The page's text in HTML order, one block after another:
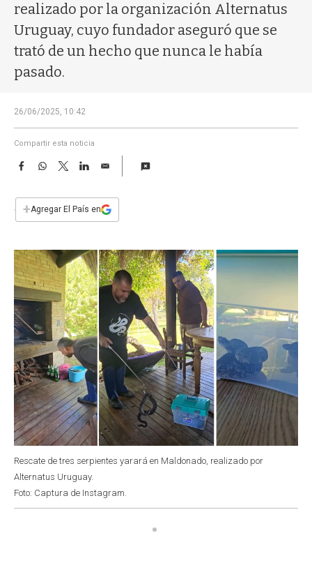
realizado por la organización Alternatus
Uruguay, cuyo fundador aseguró que se
trató de un hecho que nunca le había
pasado.
26/06/2025, 10:42
Compartir esta noticia
F
e
b
k
W
s
p
T
w
t
L
n
E
i
l
+Agregar El País en
Rescate de tres serpientes yarará en Maldonado, realizado por
Alternatus Uruguay.
Foto: Captura de Instagram.